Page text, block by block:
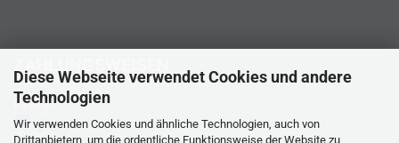
Diese Webseite verwendet Cookies und andere
Technologien
Wir verwenden Cookies und ähnliche Technologien, auch von
Drittanbietern, um die ordentliche Funktionsweise der Website zu
ZAHLUNGSWEISEN
PayPal